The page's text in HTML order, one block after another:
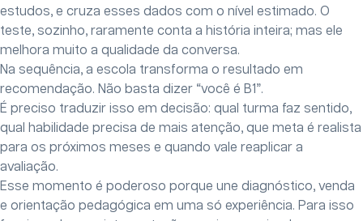
estudos, e cruza esses dados com o nível estimado. O
teste, sozinho, raramente conta a história inteira; mas ele
melhora muito a qualidade da conversa.
Na sequência, a escola transforma o resultado em
recomendação. Não basta dizer “você é B1”.
É preciso traduzir isso em decisão: qual turma faz sentido,
qual habilidade precisa de mais atenção, que meta é realista
para os próximos meses e quando vale reaplicar a
avaliação.
Esse momento é poderoso porque une diagnóstico, venda
e orientação pedagógica em uma só experiência. Para isso